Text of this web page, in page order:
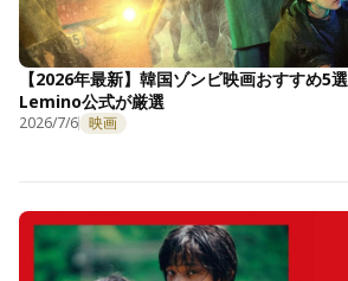
【2026年最新】韓国ゾンビ映画おすすめ5
Lemino公式が厳選
2026/7/6 映画